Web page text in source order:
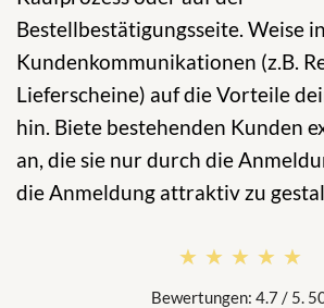
Bestellbestätigungsseite. Weise
Kundenkommunikationen (z.B.
Lieferscheine) auf die Vorteile
hin. Biete bestehenden Kunden
an, die sie nur durch die
die Anmeldung attraktiv zu
★★★★★
★★★★★
Bewertungen: 4.7 / 5.